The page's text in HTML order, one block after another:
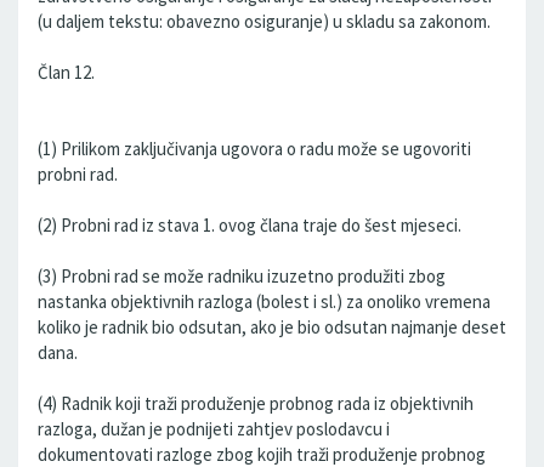
(u daljem tekstu: obavezno osiguranje) u skladu sa zakonom.
Član 12.
(1) Prilikom zaključivanja ugovora o radu može se ugovoriti
probni rad.
(2) Probni rad iz stava 1. ovog člana traje do šest mjeseci.
(3) Probni rad se može radniku izuzetno produžiti zbog
nastanka objektivnih razloga (bolest i sl.) za onoliko vremena
koliko je radnik bio odsutan, ako je bio odsutan najmanje deset
dana.
(4) Radnik koji traži produženje probnog rada iz objektivnih
razloga, dužan je podnijeti zahtjev poslodavcu i
dokumentovati razloge zbog kojih traži produženje probnog